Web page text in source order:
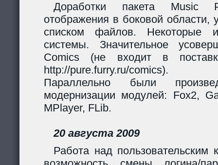
Доработки пакета Music
отображения в боковой области,
списком файлов. Некоторые
системы. Значительное
Comics (не входит в
http://pure.furry.ru/comics).
Параллельно были
модернизации модулей: Fox2,
MPlayer, FLib.
20 августа 2009
Работа над пользовательским